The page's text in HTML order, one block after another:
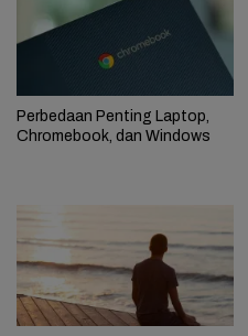
Perbedaan Penting Laptop,
Chromebook, dan Windows